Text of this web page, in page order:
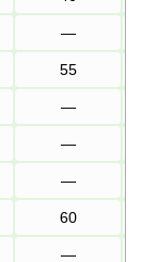
—
55
—
—
—
60
—